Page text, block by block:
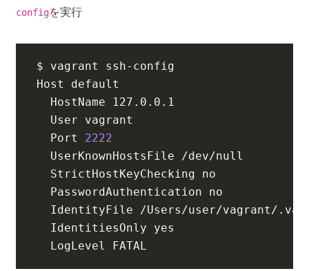
configを実行
  Port
2222
  LogLevel FATAL